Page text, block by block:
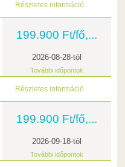
Részletes információ
199.900 Ft/fő,...
2026-08-28-tól
További időpontok
Részletes információ
199.900 Ft/fő,...
2026-09-18-tól
További időpontok